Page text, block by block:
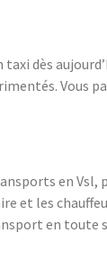
dès
Vous
en
les
en toute